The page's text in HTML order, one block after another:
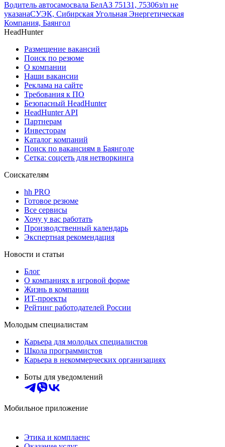
Водитель автосамосвала БелАЗ 75131, 75306з/п не
указанаСУЭК, Сибирская Угольная Энергетическая
Компания, Баянгол
HeadHunter
Размещение вакансий
Поиск по резюме
О компании
Наши вакансии
Реклама на сайте
Требования к ПО
Безопасный HeadHunter
HeadHunter API
Партнерам
Инвесторам
Каталог компаний
Поиск по вакансиям в Баянголе
Сетка: соцсеть для нетворкинга
Соискателям
hh PRO
Готовое резюме
Все сервисы
Хочу у вас работать
Производственный календарь
Экспертная рекомендация
Новости и статьи
Блог
О компаниях в игровой форме
Жизнь в компании
ИТ-проекты
Рейтинг работодателей России
Молодым специалистам
Карьера для молодых специалистов
Школа программистов
Карьера в некоммерческих организациях
Боты для уведомлений
Мобильное приложение
Этика и комплаенс